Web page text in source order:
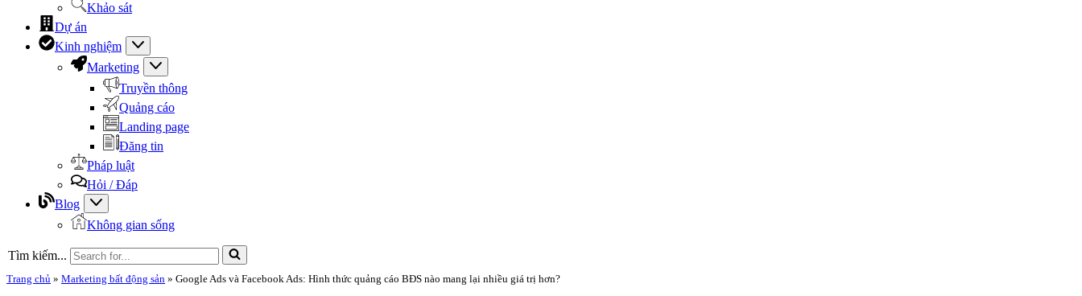
Khảo sát
Dự án
Kinh nghiệm
Marketing
Truyền thông
Quảng cáo
Landing page
Đăng tin
Pháp luật
Hỏi / Đáp
Blog
Không gian sống
Tìm kiếm...
Trang chủ » Marketing bất động sản » Google Ads và Facebook Ads: Hình thức quảng cáo BĐS nào mang lại nhiều giá trị hơn?